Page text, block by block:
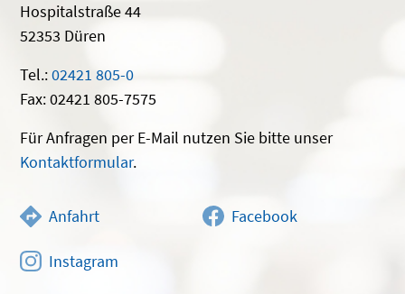
Hospitalstraße 44
52353 Düren
Tel.:02421 805-0
Fax: 02421 805-7575
Für Anfragen per E-Mail nutzen Sie bitte unser
Kontaktformular.
Anfahrt Facebook
Instagram